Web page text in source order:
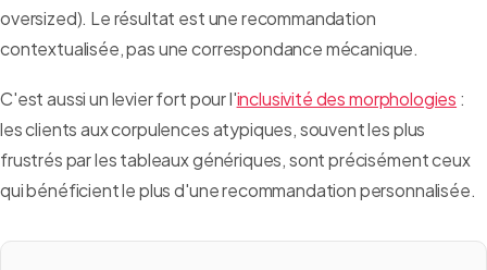
oversized). Le résultat est une recommandation
contextualisée, pas une correspondance mécanique.
C'est aussi un levier fort pour l'inclusivité des morphologies :
les clients aux corpulences atypiques, souvent les plus
frustrés par les tableaux génériques, sont précisément ceux
qui bénéficient le plus d'une recommandation personnalisée.